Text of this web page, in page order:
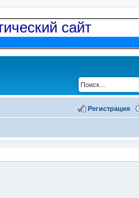
сайт
Регистрация